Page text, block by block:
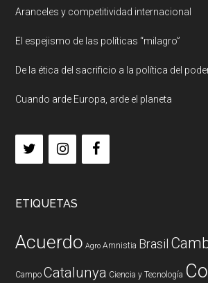
Aranceles y competitividad internacional
El espejismo de las políticas “milagro”
De la ética del sacrificio a la política del
Cuando arde Europa, arde el planeta
ETIQUETAS
Acuerdo Agro Amnistia Brasil
Campo Catalunya Ciencia y Tecnología